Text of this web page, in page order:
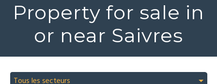
Property for sale in
or near Saivres
Tous les secteurs